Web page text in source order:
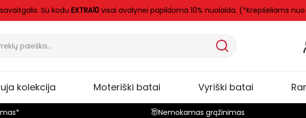
savaitgalis. Su koduEXTRA10 visai avalynei papildoma 10% nuolaida. (*Krepšeliams nuo
kolekcija Moteriški batai Vyriški batai
Nemokamas grąžinimas